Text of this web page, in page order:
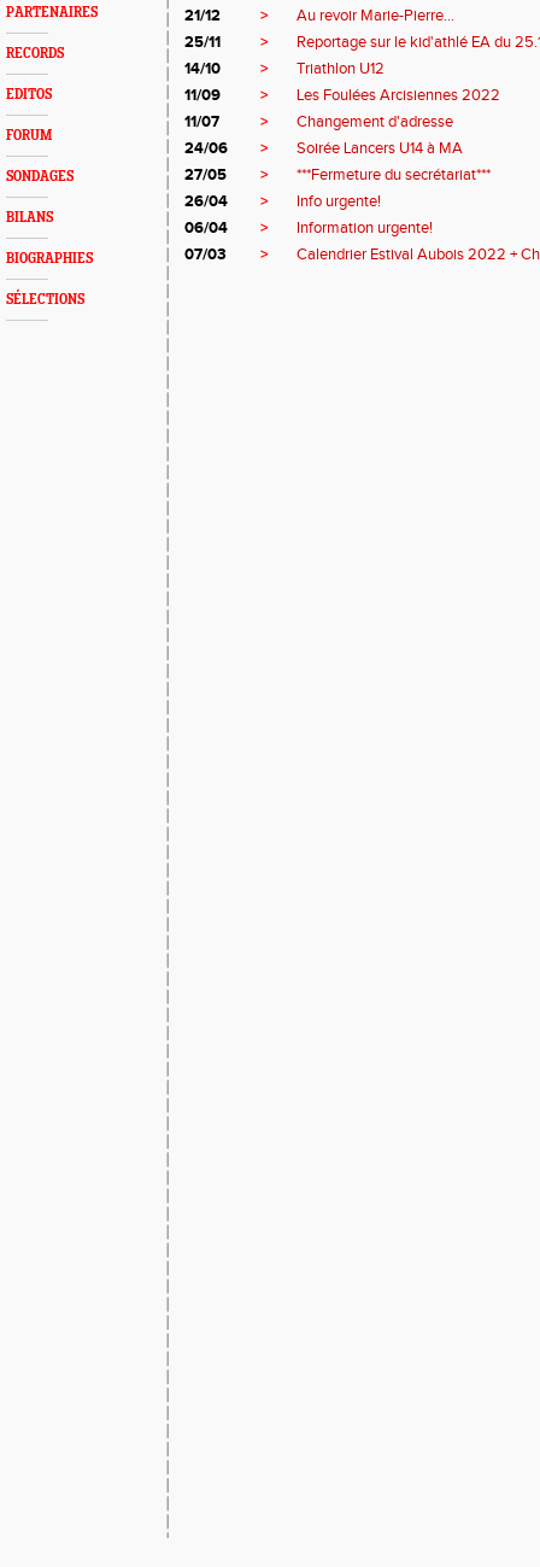
PARTENAIRES
RECORDS
EDITOS
FORUM
SONDAGES
BILANS
BIOGRAPHIES
SÉLECTIONS
21/12
>
Au revoir Marie-Pierre...
25/11
>
Reportage sur le kid'athlé EA du
14/10
>
Triathlon U12
11/09
>
Les Foulées Arcisiennes 2022
11/07
>
Changement d'adresse
24/06
>
Soirée Lancers U14 à MA
27/05
>
***Fermeture du secrétariat***
26/04
>
Info urgente!
06/04
>
Information urgente!
07/03
> Calendrier Estival Aubois 2022 +